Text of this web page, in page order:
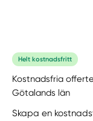
Helt kostnadsfritt
Kostnadsfria
Götalands län
Skapa en